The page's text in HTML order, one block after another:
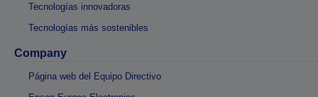
Tecnologías innovadoras
Tecnologías más sostenibles
Company
Página web del Equipo Directivo